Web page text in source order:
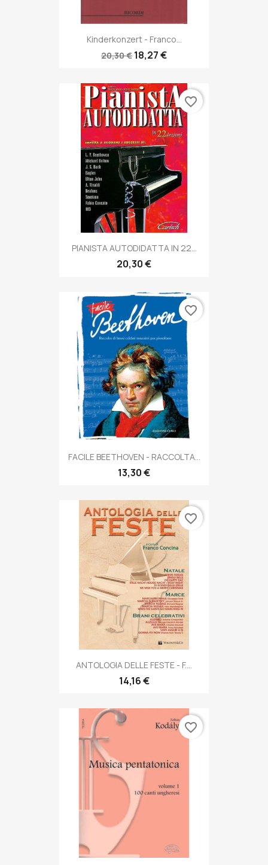
Kinderkonzert - Franco...
20,30 € 18,27 €
PIANISTA AUTODIDATTA IN 22...
20,30 €
favorite_border
FACILE BEETHOVEN - RACCOLTA...
13,30 €
favorite_border
ANTOLOGIA DELLE FESTE - F....
14,16 €
favorite_border
favorite_border